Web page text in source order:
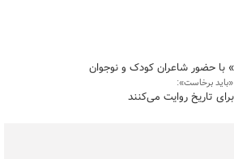
با حضور شاعران کودک و نوجوان
برخاست»:
تاریخ روایت می‌کنند